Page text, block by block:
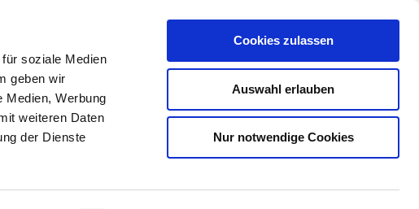
soziale Medien
geben wir
Medien, Werbung
weiteren Daten
der Dienste
Cookies zulassen
Auswahl erlauben
Nur notwendige Cookies
Uncategorized
Hello world!